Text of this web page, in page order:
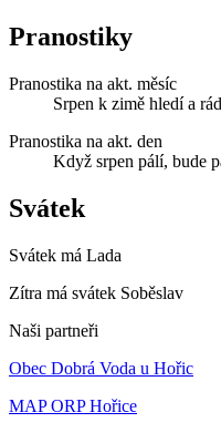
Pranostiky
Pranostika na akt. měsíc
Srpen k zimě hledí a
Pranostika na akt. den
Když srpen pálí, bude
Svátek
Svátek má Lada
Zítra má svátek Soběslav
Naši partneři
Obec Dobrá Voda u Hořic
MAP ORP Hořice